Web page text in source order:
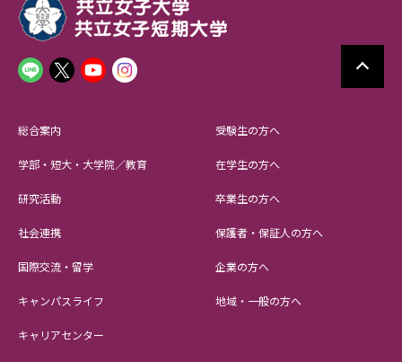
総合案内
学部・短大・大学院／教育
研究活動
社会連携
国際交流・留学
キャンパスライフ
キャリアセンター
受験生の方へ
在学生の方へ
卒業生の方へ
保護者・保証人の方へ
企業の方へ
地域・一般の方へ